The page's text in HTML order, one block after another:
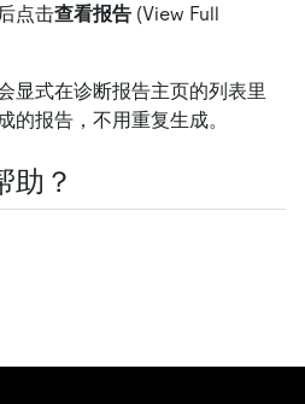
点击查看报告 (View Full
显式在诊断报告主页的列表里
的报告，不用重复生成。
助？